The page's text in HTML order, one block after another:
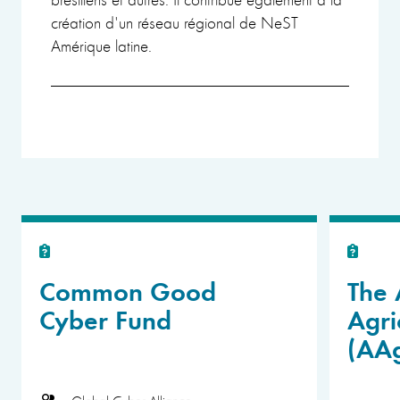
création d'un réseau régional de NeST
Amérique latine.
Common Good
Cyber Fund
The